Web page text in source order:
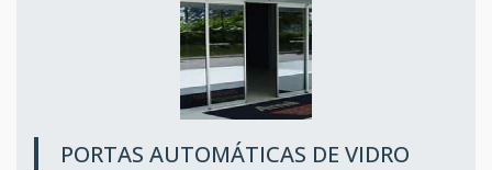
PORTAS AUTOMÁTICAS DE VIDRO